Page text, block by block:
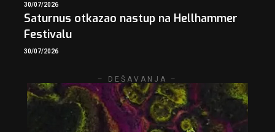
30/07/2026
Saturnus otkazao nastup na Hellhammer
Festivalu
30/07/2026
– DEŠAVANJA –